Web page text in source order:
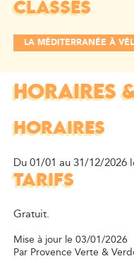
CLASSÉS
LA MÉDITERRANÉE À
HORAIRES
HORAIRES
Du 01/01 au 31/12/2026
TARIFS
Gratuit.
Mise à jour le 03/01/2026
Par Provence Verte &